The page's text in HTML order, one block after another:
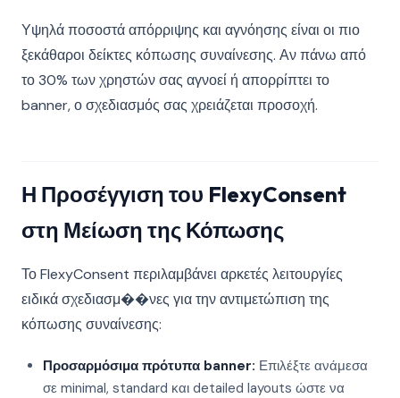
Υψηλά ποσοστά απόρριψης και αγνόησης είναι οι πιο
ξεκάθαροι δείκτες κόπωσης συναίνεσης. Αν πάνω από
το 30% των χρηστών σας αγνοεί ή απορρίπτει το
banner, ο σχεδιασμός σας χρειάζεται προσοχή.
Η Προσέγγιση του FlexyConsent
στη Μείωση της Κόπωσης
Το FlexyConsent περιλαμβάνει αρκετές λειτουργίες
ειδικά σχεδιασμ��νες για την αντιμετώπιση της
κόπωσης συναίνεσης:
Προσαρμόσιμα πρότυπα banner: Επιλέξτε ανάμεσα
σε minimal, standard και detailed layouts ώστε να